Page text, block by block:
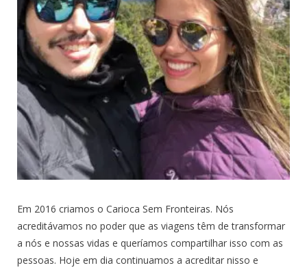
Em 2016 criamos o Carioca Sem Fronteiras. Nós
acreditávamos no poder que as viagens têm de transformar
a nós e nossas vidas e queríamos compartilhar isso com as
pessoas. Hoje em dia continuamos a acreditar nisso e